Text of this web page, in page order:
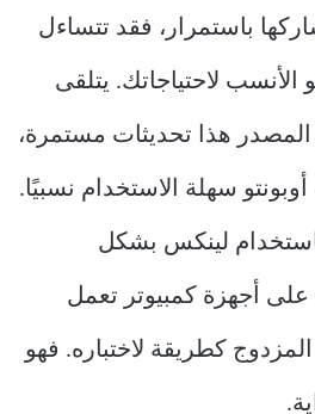
باستمرار، فقد تتساءل
لاحتياجاتك. يتلقى
هذا تحديثات مستمرة،
سهلة الاستخدام نسبيًا.
لينكس بشكل
على أجهزة كمبيوتر تعمل
المزدوج كطريقة لاختباره. فهو